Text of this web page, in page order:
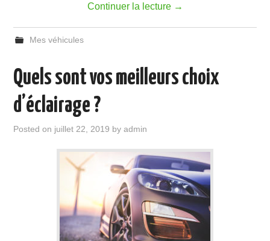
Continuer la lecture →
Mes véhicules
Quels sont vos meilleurs choix
d’éclairage ?
Posted on juillet 22, 2019 byadmin